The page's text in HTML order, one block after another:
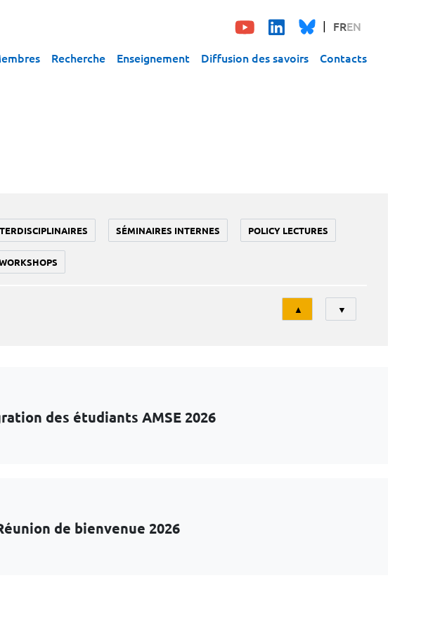
FREN
Recherche Enseignement Diffusion des savoirs Contacts
SÉMINAIRES INTERNES POLICY LECTURES
Tri
▲ ▼
des étudiants AMSE 2026
de bienvenue 2026